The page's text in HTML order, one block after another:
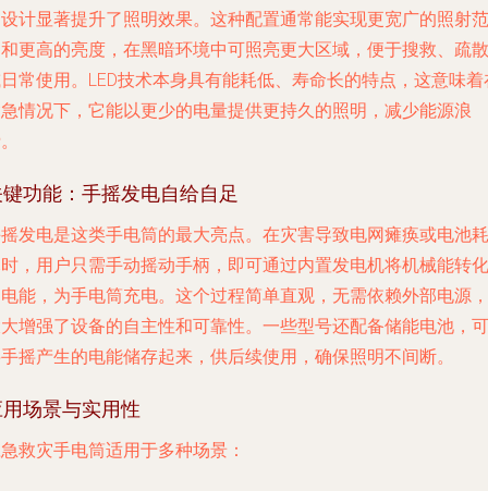
计显著提升了照明效果。这种配置通常能实现更宽广的照射范
更高的亮度，在黑暗环境中可照亮更大区域，便于搜救、疏散
常使用。LED技术本身具有能耗低、寿命长的特点，这意味着
情况下，它能以更少的电量提供更持久的照明，减少能源浪
功能：手摇发电自给自足
发电是这类手电筒的最大亮点。在灾害导致电网瘫痪或电池耗
，用户只需手动摇动手柄，即可通过内置发电机将机械能转化
能，为手电筒充电。这个过程简单直观，无需依赖外部电源，
增强了设备的自主性和可靠性。一些型号还配备储能电池，可
摇产生的电能储存起来，供后续使用，确保照明不间断。
场景与实用性
救灾手电筒适用于多种场景：